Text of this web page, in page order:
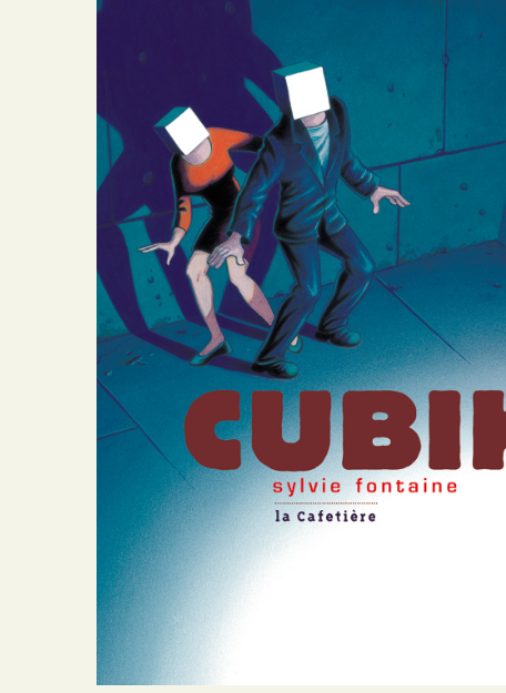
Crescendo
Portfolio